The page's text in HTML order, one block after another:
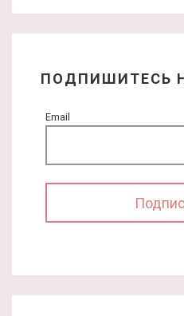
ПОДПИШИТЕСЬ
Email